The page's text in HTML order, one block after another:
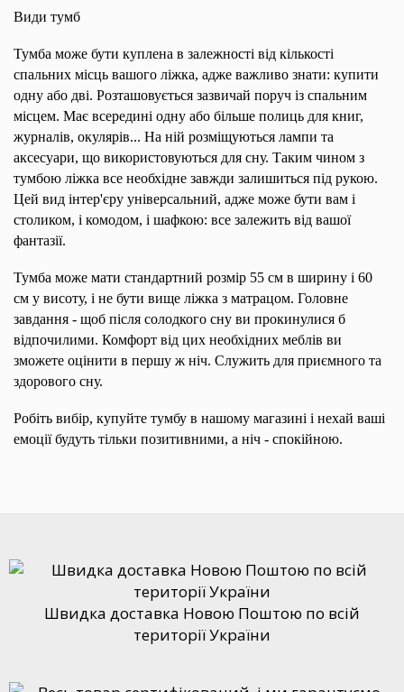
Види тумб
Тумба може бути куплена в залежності від кількості
спальних місць вашого ліжка, адже важливо знати: купити
одну або дві. Розташовується зазвичай поруч із спальним
місцем. Має всередині одну або більше полиць для книг,
журналів, окулярів... На ній розміщуються лампи та
аксесуари, що використовуються для сну. Таким чином з
тумбою ліжка все необхідне завжди залишиться під рукою.
Цей вид інтер'єру універсальний, адже може бути вам і
столиком, і комодом, і шафкою: все залежить від вашої
фантазії.
Тумба може мати стандартний розмір 55 см в ширину і 60
см у висоту, і не бути вище ліжка з матрацом. Головне
завдання - щоб після солодкого сну ви прокинулися б
відпочилими. Комфорт від цих необхідних меблів ви
зможете оцінити в першу ж ніч. Служить для приємного та
здорового сну.
Робіть вибір, купуйте тумбу в нашому магазині і нехай ваші
емоції будуть тільки позитивними, а ніч - спокійною.
Швидка доставка Новою Поштою по всій
території України